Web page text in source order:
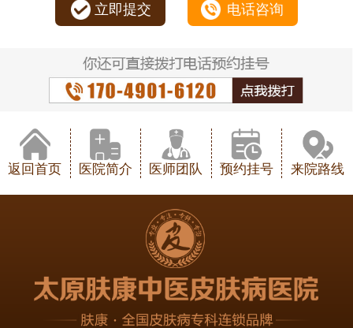
立即提交 电话咨询
返回首页 医院简介 医师团队 预约挂号 来院路线